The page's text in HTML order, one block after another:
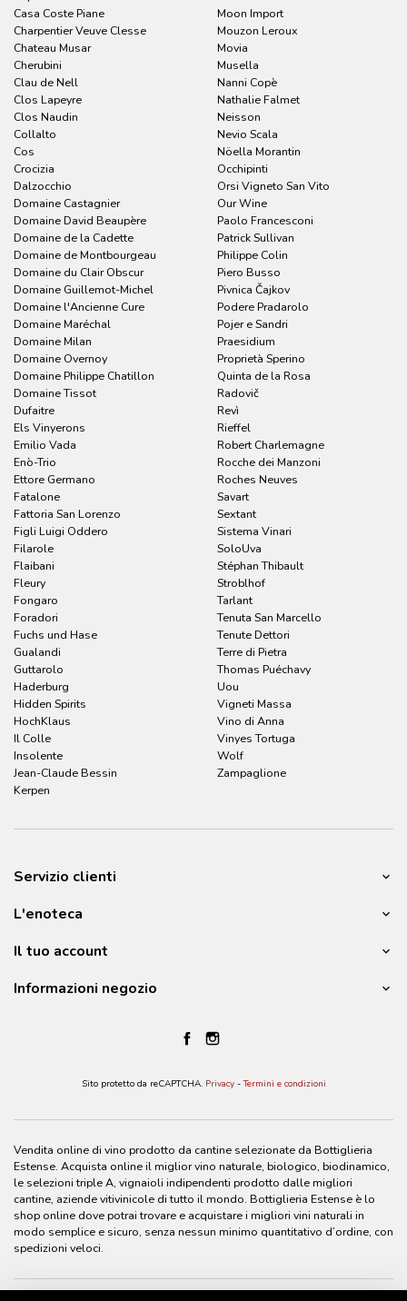
Casa Coste Piane
Charpentier Veuve Clesse
Chateau Musar
Cherubini
Clau de Nell
Clos Lapeyre
Clos Naudin
Collalto
Cos
Crocizia
Dalzocchio
Domaine Castagnier
Domaine David Beaupère
Domaine de la Cadette
Domaine de Montbourgeau
Domaine du Clair Obscur
Domaine Guillemot-Michel
Domaine l'Ancienne Cure
Domaine Maréchal
Domaine Milan
Domaine Overnoy
Domaine Philippe Chatillon
Domaine Tissot
Dufaitre
Els Vinyerons
Emilio Vada
Enò-Trio
Ettore Germano
Fatalone
Fattoria San Lorenzo
Figli Luigi Oddero
Filarole
Flaibani
Fleury
Fongaro
Foradori
Fuchs und Hase
Gualandi
Guttarolo
Haderburg
Hidden Spirits
HochKlaus
Il Colle
Insolente
Jean-Claude Bessin
Kerpen
Moon Import
Mouzon Leroux
Movia
Musella
Nanni Copè
Nathalie Falmet
Neisson
Nevio Scala
Nöella Morantin
Occhipinti
Orsi Vigneto San Vito
Our Wine
Paolo Francesconi
Patrick Sullivan
Philippe Colin
Piero Busso
Pivnica Čajkov
Podere Pradarolo
Pojer e Sandri
Praesidium
Proprietà Sperino
Quinta de la Rosa
Radovič
Revì
Rieffel
Robert Charlemagne
Rocche dei Manzoni
Roches Neuves
Savart
Sextant
Sistema Vinari
SoloUva
Stéphan Thibault
Stroblhof
Tarlant
Tenuta San Marcello
Tenute Dettori
Terre di Pietra
Thomas Puéchavy
Uou
Vigneti Massa
Vino di Anna
Vinyes Tortuga
Wolf
Zampaglione
Servizio clienti
L'enoteca
Il tuo account
Informazioni negozio
Sito protetto da reCAPTCHA. Privacy-Termini e condizioni
Vendita online di vino prodotto da cantine selezionate da Bottiglieria
Estense. Acquista online il miglior vino naturale, biologico, biodinamico,
le selezioni triple A, vignaioli indipendenti prodotto dalle migliori
cantine, aziende vitivinicole di tutto il mondo. Bottiglieria Estense è lo
shop online dove potrai trovare e acquistare i migliori vini naturali in
modo semplice e sicuro, senza nessun minimo quantitativo d’ordine, con
spedizioni veloci.